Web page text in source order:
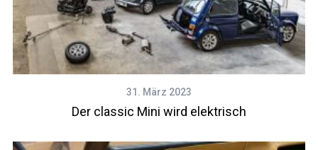
31. März 2023
Der classic Mini wird elektrisch